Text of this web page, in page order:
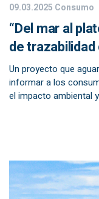
09.03.2025 Consumo
“Del mar al
de
Un proyecto que
informar a los
el impacto ambiental